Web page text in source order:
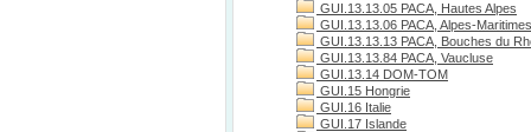
GUI.13.13.05 PACA, Hautes Alpes
GUI.13.13.06 PACA, Alpes-Maritimes
GUI.13.13.13 PACA, Bouches du
GUI.13.13.84 PACA, Vaucluse
GUI.13.14 DOM-TOM
GUI.15 Hongrie
GUI.16 Italie
GUI.17 Islande